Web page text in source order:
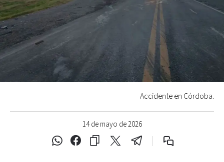
14 de mayo de 2026
Accidente en Córdoba.